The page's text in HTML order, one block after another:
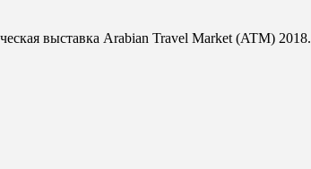
выставка Arabian Travel Market (ATM) 2018.